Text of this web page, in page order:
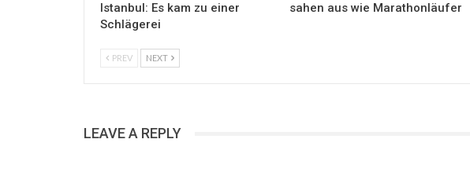
Istanbul: Es kam zu einer
Schlägerei
sahen aus wie Marathonläufer
PREV NEXT
LEAVE A REPLY